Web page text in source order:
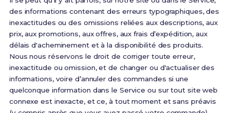
des informations contenant des erreurs typographiques, des
inexactitudes ou des omissions reliées aux descriptions, aux
prix, aux promotions, aux offres, aux frais d’expédition, aux
délais d'acheminement et à la disponibilité des produits.
Nous nous réservons le droit de corriger toute erreur,
inexactitude ou omission, et de changer ou d'actualiser des
informations, voire d’annuler des commandes si une
quelconque information dans le Service ou sur tout site web
connexe est inexacte, et ce, à tout moment et sans préavis